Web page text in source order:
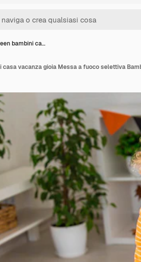
bambini ca…
casa vacanza gioia Messa a fuoco selettiva